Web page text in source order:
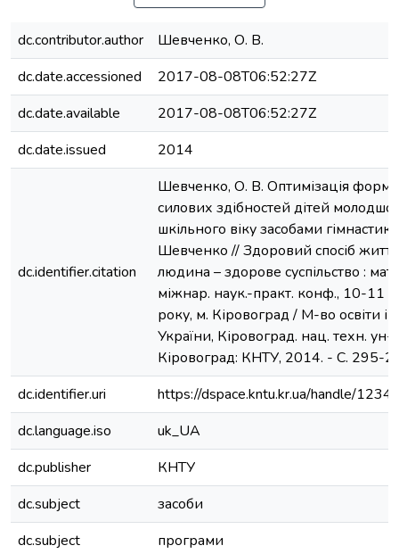
dc.contributor.author
Шевченко, О. В.
dc.date.accessioned
2017-08-08T06:52:27Z
dc.date.available
2017-08-08T06:52:27Z
dc.date.issued
2014
dc.identifier.citation
Шевченко, О. В. Оптимізація
силових здібностей дітей
шкільного віку засобами
Шевченко // Здоровий спосіб
людина – здорове суспільство :
міжнар. наук.-практ. конф., 10-11
року, м. Кіровоград / М-во освіти і
України, Кіровоград. нац. техн. ун-
Кіровоград: КНТУ, 2014. - С. 295-
dc.identifier.uri
https://dspace.kntu.kr.ua/handle/
dc.language.iso
uk_UA
dc.publisher
КНТУ
dc.subject
засоби
dc.subject
програми